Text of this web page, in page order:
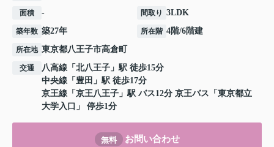
面積 - 間取り 3LDK
築年数 築27年 所在階 4階/6階建
所在地 東京都八王子市高倉町
交通 八高線 「 北八王子 」駅 徒歩15分
中央線 「 豊田 」駅 徒歩17分
京王線 「 京王八王子 」駅 バス12分 京王バス「東京都立
大学入口」 停歩1分
無料 お問い合わせ